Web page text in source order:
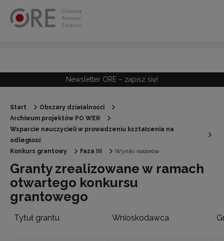
Newsletter ORE – zapisz się!
Start
Obszary działalności
Archiwum projektów PO WER
Wsparcie nauczycieli w prowadzeniu kształcenia na
odległość
Konkurs grantowy
Faza III Wyniki naborów
Granty zrealizowane w ramach
otwartego konkursu
grantowego
Tytuł grantu Wnioskodawca